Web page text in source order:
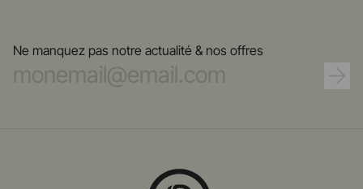
Ne manquez pas notre actualité & nos offres